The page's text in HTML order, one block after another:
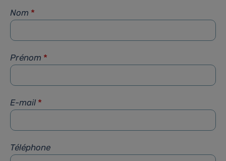
Nom *
Prénom *
E-mail *
Téléphone